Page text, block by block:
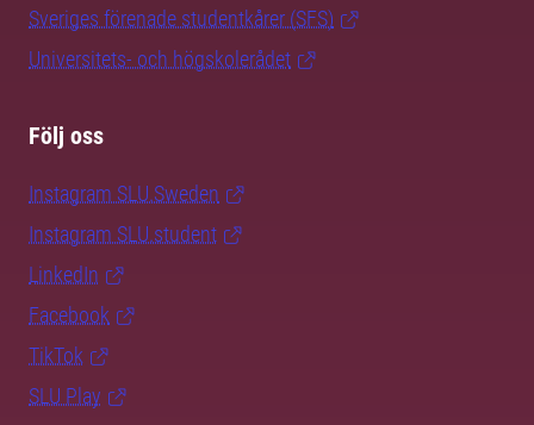
Sveriges förenade studentkårer (SFS)
Universitets- och högskolerådet
Följ oss
Instagram SLU.Sweden
Instagram SLU.student
LinkedIn
Facebook
TikTok
SLU Play